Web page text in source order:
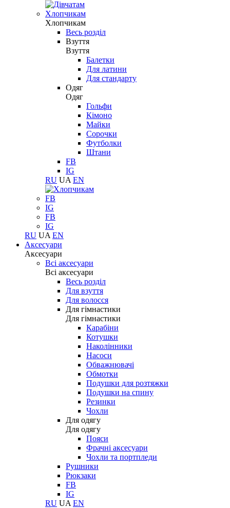
Хлопчикам
Хлопчикам
Весь розділ
Взуття
Взуття
Балетки
Для латини
Для стандарту
Одяг
Одяг
Гольфи
Кімоно
Майки
Сорочки
Футболки
Штани
FB
IG
RU UA EN
FB
IG
FB
IG
RU UA EN
Аксесуари
Аксесуари
Всі аксесуари
Всі аксесуари
Весь розділ
Для взуття
Для волосся
Для гімнастики
Для гімнастики
Карабіни
Котушки
Наколінники
Насоси
Обважнювачі
Обмотки
Подушки для розтяжки
Подушки на спину
Резинки
Чохли
Для одягу
Для одягу
Пояси
Фрачні аксесуари
Чохли та портпледи
Рушники
Рюкзаки
FB
IG
RU UA EN